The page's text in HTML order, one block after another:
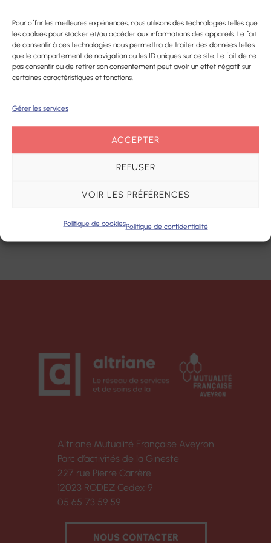
Pour offrir les meilleures expériences, nous utilisons des technologies telles que
les cookies pour stocker et/ou accéder aux informations des appareils. Le fait
de consentir à ces technologies nous permettra de traiter des données telles
que le comportement de navigation ou les ID uniques sur ce site. Le fait de ne
pas consentir ou de retirer son consentement peut avoir un effet négatif sur
certaines caractéristiques et fonctions.
Gérer les services
ACCEPTER
REFUSER
VOIR LES PRÉFÉRENCES
Politique de cookiesPolitique de confidentialité
dentaires
Pharmacie
médical
d’accompagnement
et de répit des
aidants
Territorial
Partager
QUI SOMMES NOUS ?
Notre raison d’être
Notre gouvernance
Notre construction et nos projets
Nous contacter
Altriane Mutualité Française Aveyron
Parc d’activités de la Gineste
227 rue Pierre Carrère
12023 RODEZ Cedex 9
05 65 73 59 59
NOUS CONTACTER